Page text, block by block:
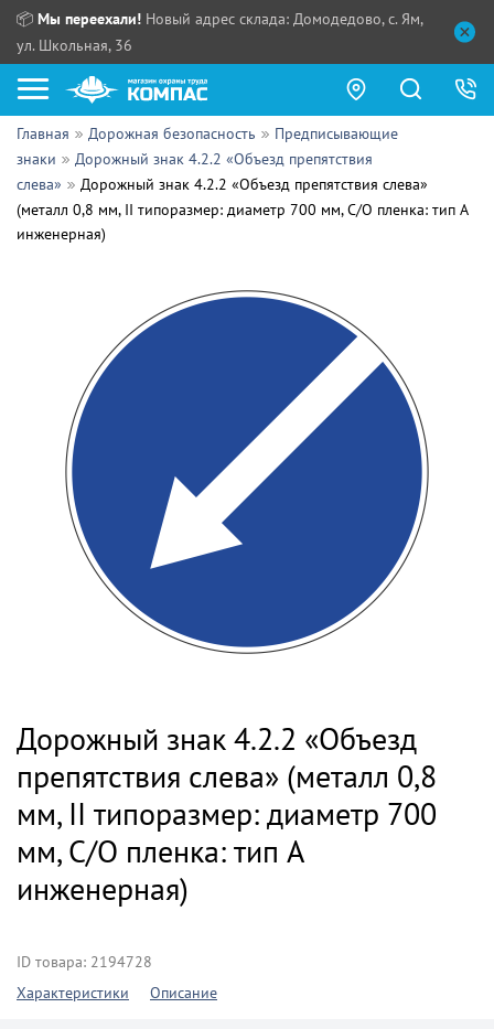
📦 Мы переехали! Новый адрес склада: Домодедово, с. Ям,
ул. Школьная, 36
Как купить?
Прайс-листы
Сотрудничество
Поставщикам
Обзоры
Контакты
Выдача продукции:
Главная Дорожная безопасность
Предписывающие
знаки
Дорожный знак 4.2.2 «Объезд препятствия
слева»
Дорожный знак 4.2.2 «Объезд препятствия слева»
(металл 0,8 мм, II типоразмер: диаметр 700 мм, С/О пленка: тип А
инженерная)
Дорожный знак 4.2.2 «Объезд
препятствия слева» (металл 0,8
мм, II типоразмер: диаметр 700
мм, С/О пленка: тип А
инженерная)
ID товара: 2194728
Характеристики
Описание